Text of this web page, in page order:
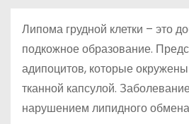
Липома грудной клетки – это
подкожное образование.
адипоцитов, которые
тканной капсулой.
нарушением липидного